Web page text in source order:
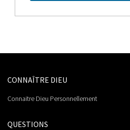
CONNAÎTRE DIEU
Connaitre Dieu Personnellement
QUESTIONS